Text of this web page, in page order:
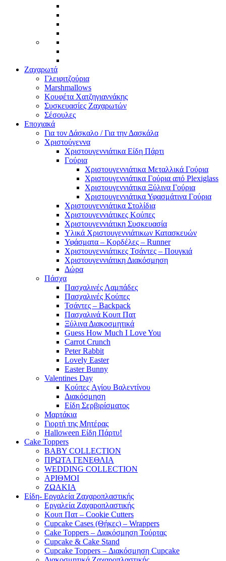
Ζαχαρωτά
Γλειφιτζούρια
Marshmallows
Κουφέτα Χατζηγιαννάκης
Συσκευασίες Ζαχαρωτών
Σέσουλες
Εποχιακά
Για τον Δάσκαλο / Για την Δασκάλα
Χριστούγεννα
Χριστουγεννιάτικα Είδη Πάρτι
Γούρια
Χριστουγεννιάτικα Μεταλλικά Γούρια
Χριστουγεννιάτικα Γούρια από Plexiglass
Χριστουγεννιάτικα Ξύλινα Γούρια
Χριστουγεννιάτικα Υφασμάτινα Γούρια
Χριστουγεννιάτικα Στολίδια
Χριστουγεννιάτικες Κούπες
Χριστουγεννιάτικη Συσκευασία
Υλικά Χριστουγεννιάτικων Κατασκευών
Υφάσματα – Κορδέλες – Runner
Χριστουγεννιάτικες Τσάντες – Πουγκιά
Χριστουγεννιάτικη Διακόσμηση
Δώρα
Πάσχα
Πασχαλινές Λαμπάδες
Πασχαλινές Κούπες
Τσάντες – Backpack
Πασχαλινά Κουπ Πατ
Ξύλινα Διακοσμητικά
Guess How Much I Love You
Carrot Crunch
Peter Rabbit
Lovely Easter
Easter Bunny
Valentines Day
Κούπες Aγίου Βαλεντίνου
Διακόσμηση
Είδη Σερβιρίσματος
Μαρτάκια
Γιορτή της Μητέρας
Halloween Είδη Πάρτυ!
Cake Toppers
BABY COLLECTION
ΠΡΩΤΑ ΓΕΝΕΘΛΙΑ
WEDDING COLLECTION
ΑΡΙΘΜΟΙ
ΖΩΑΚΙΑ
Είδη- Εργαλεία Ζαχαροπλαστικής
Εργαλεία Ζαχαροπλαστικής
Κουπ Πατ – Cookie Cutters
Cupcake Cases (Θήκες) – Wrappers
Cake Toppers – Διακόσμηση Τούρτας
Cupcake & Cake Stand
Cupcake Toppers – Διακόσμηση Cupcake